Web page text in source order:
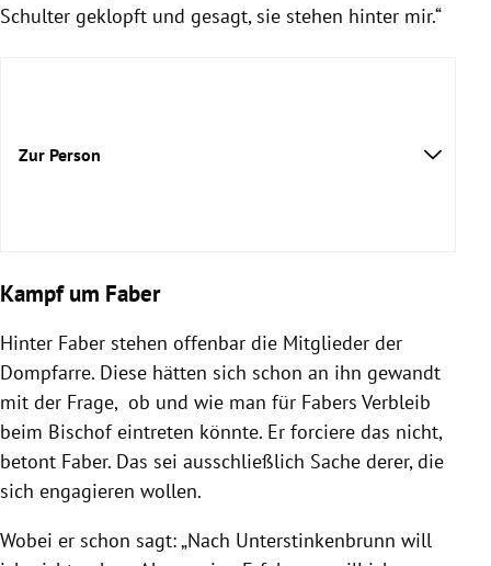
Schulter geklopft und gesagt, sie stehen hinter mir.“
Zur Person
Kampf um Faber
Hinter Faber stehen offenbar die Mitglieder der
Dompfarre. Diese hätten sich schon an ihn gewandt
mit der Frage, ob und wie man für Fabers Verbleib
beim Bischof eintreten könnte. Er forciere das nicht,
betont Faber. Das sei ausschließlich Sache derer, die
sich engagieren wollen.
Wobei er schon sagt: „Nach Unterstinkenbrunn will